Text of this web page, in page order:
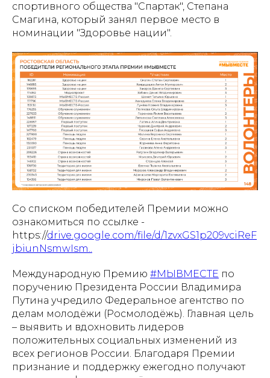
спортивного общества "Спартак", Степана
Смагина, который занял первое место в
номинации "Здоровье нации".
Со списком победителей Премии можно
ознакомиться по ссылке -
https://drive.google.com/file/d/1zvxGS1p209vciReF
jbiunNsmwIsm..
Международную Премию #МЫВМЕСТЕ по
поручению Президента России Владимира
Путина учредило Федеральное агентство по
делам молодёжи (Росмолодёжь). Главная цель
– выявить и вдохновить лидеров
положительных социальных изменений из
всех регионов России. Благодаря Премии
признание и поддержку ежегодно получают